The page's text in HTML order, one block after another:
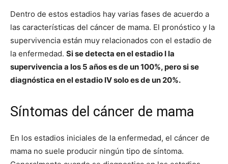
Dentro de estos estadios hay varias fases de acuerdo a
las características del cáncer de mama. El pronóstico y la
supervivencia están muy relacionados con el estadio de
la enfermedad. Si se detecta en el estadio I la
supervivencia a los 5 años es de un 100%, pero si se
diagnóstica en el estadio IV solo es de un 20%.
Síntomas del cáncer de mama
En los estadios iniciales de la enfermedad, el cáncer de
mama no suele producir ningún tipo de síntoma.